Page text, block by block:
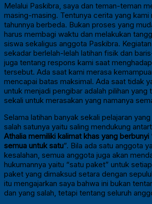
Melalui Paskibra, saya dan teman-teman
masing-masing. Tentunya cerita yang kami
tahunnya berbeda. Bukan proses yang
harus membagi waktu dan melakukan
siswa sekaligus anggota Paskibra.
sekadar berlelah-lelah latihan fisik dan
juga tentang respons kami saat
tersebut. Ada saat kami merasa
mencapai batas maksimal. Ada saat tidak
untuk menjadi pengibar adalah pilihan yang
sekali untuk merasakan yang namanya
Selama latihan banyak sekali pelajaran
salah satunya yaitu saling mendukung
Athalia memiliki kalimat khas yang berbunyi
semua untuk satu”. Bila ada satu anggota
kesalahan, semua anggota juga akan
hukumannya yaitu “satu paket” untuk
paket yang dimaksud setara dengan
itu mengajarkan saya bahwa ini bukan
dan yang salah, tetapi tentang seluruh